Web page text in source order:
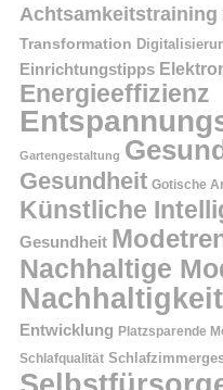
Achtsamkeitstraining
Transformation
Einrichtungstipps
Energieeffizienz
Gartengestaltung
Gesundheit Gotische
Künstliche
Gesundheit
Nachhaltige
Nachhaltigkeit
Entwicklung Platzsparende
Schlafqualität